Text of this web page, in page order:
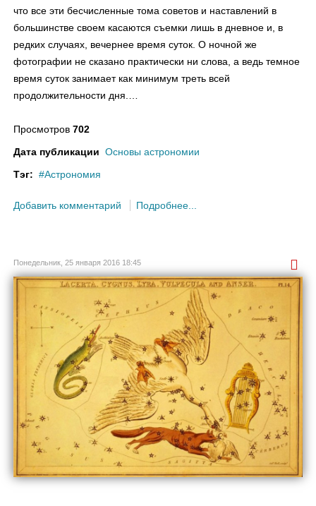
что все эти бесчисленные тома советов и наставлений в
большинстве своем касаются съемки лишь в дневное и, в
редких случаях, вечернее время суток. О ночной же
фотографии не сказано практически ни слова, а ведь темное
время суток занимает как минимум треть всей
продолжительности дня.…
Просмотров 702
Дата публикации Основы астрономии
Тэг:
Астрономия
Добавить комментарий Подробнее...
Понедельник, 25 января 2016 18:45